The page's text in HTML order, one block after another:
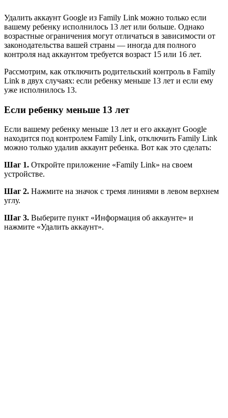
Удалить аккаунт Google из Family Link можно только если
вашему ребенку исполнилось 13 лет или больше. Однако
возрастные ограничения могут отличаться в зависимости от
законодательства вашей страны — иногда для полного
контроля над аккаунтом требуется возраст 15 или 16 лет.
Рассмотрим, как отключить родительский контроль в Family
Link в двух случаях: если ребенку меньше 13 лет и если ему
уже исполнилось 13.
Если ребенку меньше 13 лет
Если вашему ребенку меньше 13 лет и его аккаунт Google
находится под контролем Family Link, отключить Family Link
можно только удалив аккаунт ребенка. Вот как это сделать:
Шаг 1. Откройте приложение «Family Link» на своем
устройстве.
Шаг 2. Нажмите на значок с тремя линиями в левом верхнем
углу.
Шаг 3. Выберите пункт «Информация об аккаунте» и
нажмите «Удалить аккаунт».